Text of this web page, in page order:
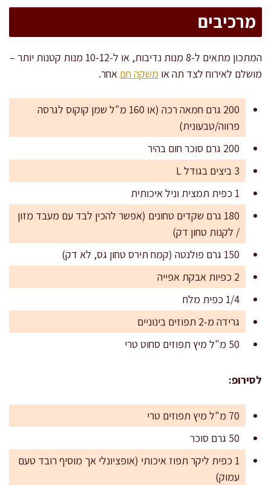
מרכיבים
המתכון מתאים ל-8 מנות נדיבות, או ל-10-12 מנות קטנות יותר –
מושלם לאירוח לצד תה או משקה חם אחר.
200 גרם חמאה רכה (או 160 מ"ל שמן קוקוס לגרסה
פרווה/טבעונית)
200 גרם סוכר חום בהיר
3 ביצים בגודל L
1 כפית תמצית וניל איכותית
180 גרם שקדים טחונים (אפשר להכין לבד עם מעבד מזון
/ לקנות טחון דק)
150 גרם פולנטה (קמח תירס טחון גס, לא דק)
2 כפיות אבקת אפייה
1/4 כפית מלח
גרידה מ-2 תפוזים בינוניים
50 מ"ל מיץ תפוזים סחוט טרי
לסירופ:
70 מ"ל מיץ תפוזים טרי
50 גרם סוכר
1 כפית ליקר תפוז איכותי (אופציונלי אך מוסיף רובד טעם
עמוק)